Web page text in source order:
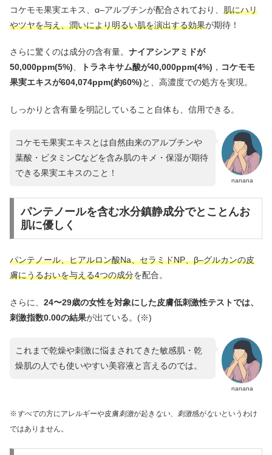
コケモモ果実エキス、α–アルブチンが配合されており、 肌にハリ
やツヤを与え、潤いにより明るい肌を演出する効果が期待！
さらに驚くのは成分の含有量。 ナイアシンアミドが
50,000ppm(5%)、 トラネキサム酸が40,000ppm(4%) ， コケモモ
果実エキスが604,074ppm(約60%)と、高濃度での処方を実現。
しっかりと含有量を明記していること自体も、信用できる。
nanana
コケモモ果実エキスとは自然由来のアルブチンや
葉酸・ビタミンCなどを含み肌のキメ・保湿が期待
できる果実エキスのこと！
パンテノールを含む水分鎮静成分でとことんお
肌に優しく
パンテノール、ヒアルロン酸Na、セラミドNP、β–グルカンの皮
膚にうるおいを与える4つの成分を配合。
さらに、 24〜29歳の女性を対象にした皮膚低刺激性テストでは、
刺激指数0.00の結果が出ている。(※)
nanana
これまで乾燥や刺激に悩まされてきた敏感肌・乾
燥肌の人でも使いやすい美容液と言えるのでは。
※ すべての方にアレルギーや皮膚刺激が起き ない、 刺激感がないというわけ
ではありません。